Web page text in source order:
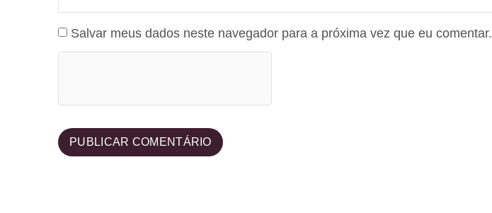
Salvar meus dados neste navegador para a próxima vez que eu comentar.